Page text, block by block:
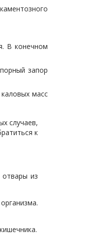
В конечном
запор
масс
случаев,
к
из